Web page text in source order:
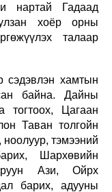
нартай Гадаад
хоёр орны
талаар
сэдэвлэн хамтын
байна. Дайны
тогтоох, Цагаан
Таван толгойн
ноолуур, тэмээний
Шархөвийн
Ази, Ойрх
барих, адууны